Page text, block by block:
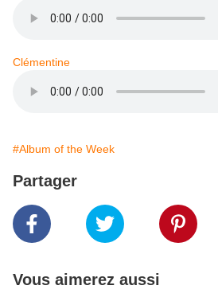
Clémentine
#Album of the Week
Partager
Vous aimerez aussi